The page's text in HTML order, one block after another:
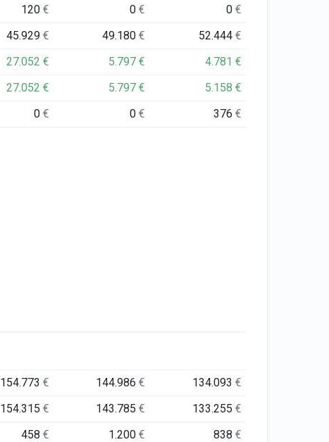
120€ 0€ 0€
45.929€ 49.180€ 52.444€
27.052€ 5.797€ 4.781€
27.052€ 5.797€ 5.158€
0€ 0€ 376€
154.773€ 144.986€ 134.093€
154.315€ 143.785€ 133.255€
458€ 1.200€ 838€